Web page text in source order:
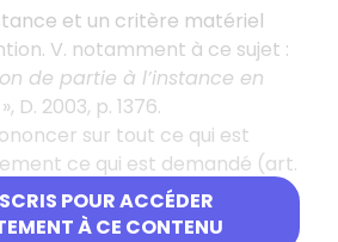
POUR ACCÉDER
À CE CONTENU
et un critère matériel
V. notamment à ce sujet :
de partie à l’instance en
», D. 2003, p. 1376.
sur tout ce qui est
ce qui est demandé (art.
litige est fixé par les
des parties (art. 4 CPC).